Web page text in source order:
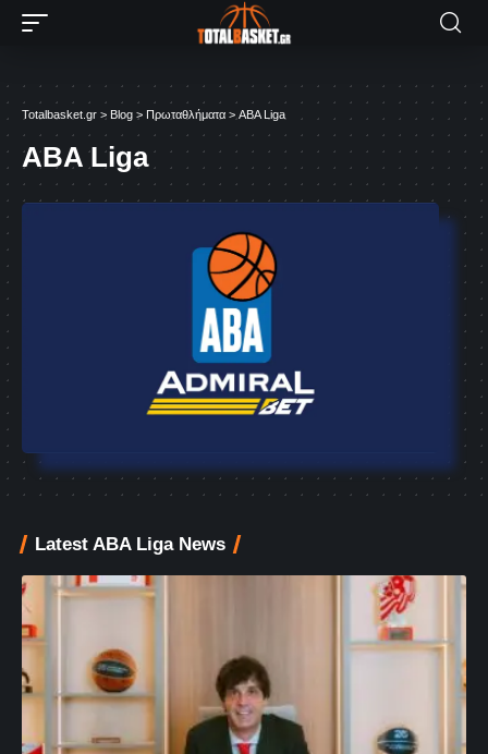
Totalbasket.gr > Blog > Πρωταθλήματα > ABA Liga
ABA Liga
Latest ABA Liga News